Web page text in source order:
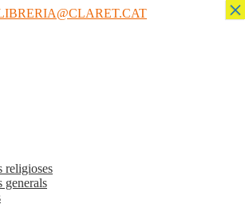
religioses
generals
×